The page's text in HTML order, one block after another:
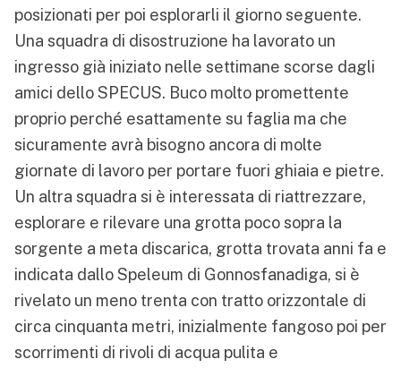
posizionati per poi esplorarli il giorno seguente.
Una squadra di disostruzione ha lavorato un
ingresso già iniziato nelle settimane scorse dagli
amici dello SPECUS. Buco molto promettente
proprio perché esattamente su faglia ma che
sicuramente avrà bisogno ancora di molte
giornate di lavoro per portare fuori ghiaia e pietre.
Un altra squadra si è interessata di riattrezzare,
esplorare e rilevare una grotta poco sopra la
sorgente a meta discarica, grotta trovata anni fa e
indicata dallo Speleum di Gonnosfanadiga, si è
rivelato un meno trenta con tratto orizzontale di
circa cinquanta metri, inizialmente fangoso poi per
scorrimenti di rivoli di acqua pulita e